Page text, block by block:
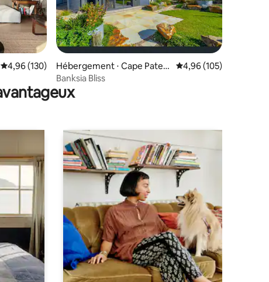
: 4,98 sur 5
Évaluation moyenne sur la base de 130 commentaires : 4,96 sur 5
4,96 (130)
Hébergement ⋅ Cape Paters
on
Évaluation moyenne
4,96 (105)
Banksia Bliss